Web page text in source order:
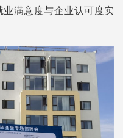
满意度与企业认可度实